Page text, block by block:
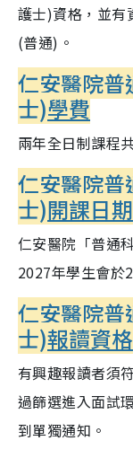
護士)資格，並有
(普通)。
仁安醫院
士)學費
兩年全日制課程
仁安醫院
士)開課日期
仁安醫院「普通
2027年學生會於
仁安醫院
士)報讀資格
有興趣報讀者須
過篩選進入面試
到單獨通知。